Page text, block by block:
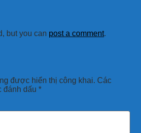
but you can post a comment.
được hiển thị công khai. Các
đánh dấu *